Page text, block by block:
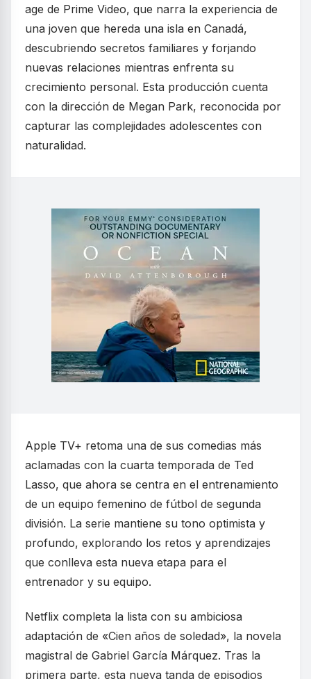
age de Prime Video, que narra la experiencia de
una joven que hereda una isla en Canadá,
descubriendo secretos familiares y forjando
nuevas relaciones mientras enfrenta su
crecimiento personal. Esta producción cuenta
con la dirección de Megan Park, reconocida por
capturar las complejidades adolescentes con
naturalidad.
Apple TV+ retoma una de sus comedias más
aclamadas con la cuarta temporada de Ted
Lasso, que ahora se centra en el entrenamiento
de un equipo femenino de fútbol de segunda
división. La serie mantiene su tono optimista y
profundo, explorando los retos y aprendizajes
que conlleva esta nueva etapa para el
entrenador y su equipo.
Netflix completa la lista con su ambiciosa
adaptación de «Cien años de soledad», la novela
magistral de Gabriel García Márquez. Tras la
primera parte, esta nueva tanda de episodios